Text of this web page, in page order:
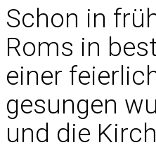
Schon in
Roms in
einer
gesungen
und die